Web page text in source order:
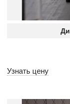
Узнать цену